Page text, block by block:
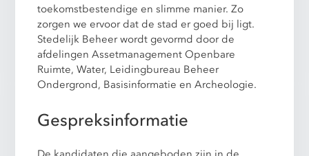
toekomstbestendige en slimme manier. Zo
zorgen we ervoor dat de stad er goed bij ligt.
Stedelijk Beheer wordt gevormd door de
afdelingen Assetmanagement Openbare
Ruimte, Water, Leidingbureau Beheer
Ondergrond, Basisinformatie en Archeologie.
Gespreksinformatie